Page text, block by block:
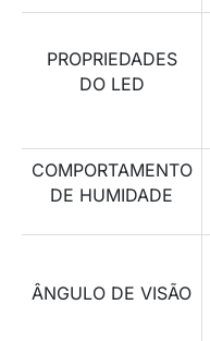
PROPRIEDADES
DO LED
COMPORTAMENTO
DE HUMIDADE
ÂNGULO DE VISÃO